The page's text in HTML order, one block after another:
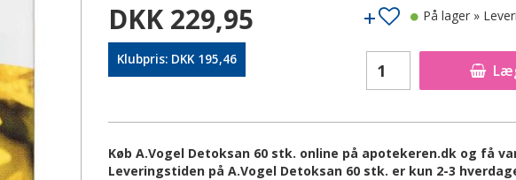
DKK 229,95
Klubpris: DKK 195,46
På lager »
Køb A.Vogel Detoksan 60 stk. online på apotekeren.dk og få
Leveringstiden på A.Vogel Detoksan 60 stk. er kun 2-3